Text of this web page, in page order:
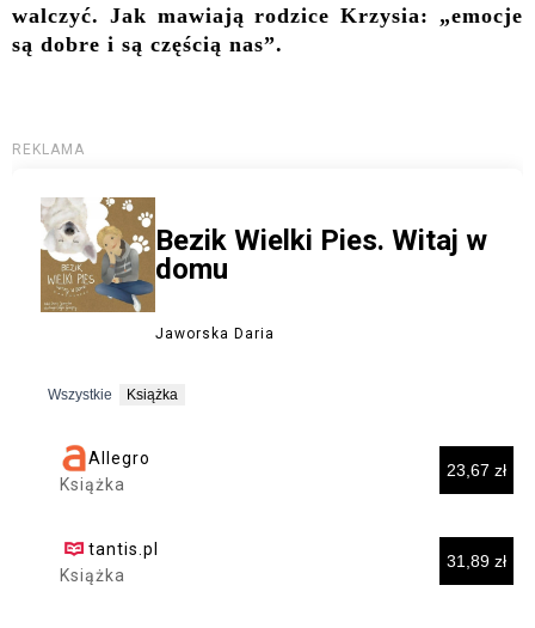
walczyć. Jak mawiają rodzice Krzysia: „emocje
są dobre i są częścią nas”.